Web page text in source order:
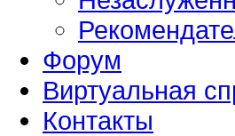
Форум
Виртуальная
Контакты